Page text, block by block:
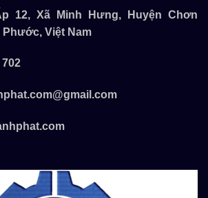
12, Xã Minh Hưng, Huyện Chơn
Việt Nam
702